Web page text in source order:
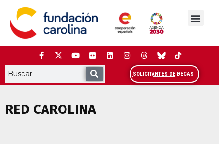
contenido
SOLICITANTES DE BECAS
RED CAROLINA